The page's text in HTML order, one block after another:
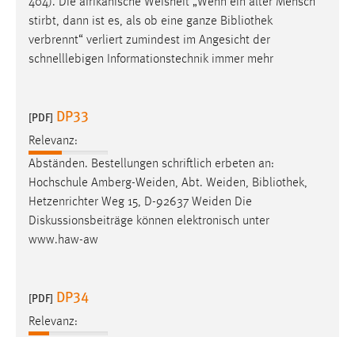
stirbt, dann ist es, als ob eine ganze Bibliothek
verbrennt“ verliert zumindest im Angesicht der
schnelllebigen Informationstechnik immer mehr
[PDF] DP33
Relevanz:
Abständen. Bestellungen schriftlich erbeten an:
Hochschule Amberg-Weiden, Abt. Weiden, Bibliothek,
Hetzenrichter Weg 15, D-92637 Weiden Die
Diskussionsbeiträge können elektronisch unter
www.haw-aw
[PDF] DP34
Relevanz: